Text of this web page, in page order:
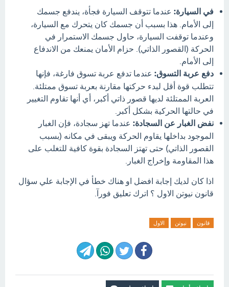
في السيارة: عندما تتوقف السيارة فجأة، يندفع جسمك
إلى الأمام. هذا بسبب أن جسمك كان يتحرك مع السيارة،
وعندما توقفت السيارة، حاول جسمك الاستمرار في
الحركة (القصور الذاتي). حزام الأمان يمنعك من الاندفاع
إلى الأمام.
دفع عربة التسوق: عندما تدفع عربة تسوق فارغة، فإنها
تتطلب قوة أقل لبدء حركتها مقارنة بعربة تسوق ممتلئة.
العربة الممتلئة لديها قصور ذاتي أكبر، أي أنها تقاوم التغيير
في حالتها الحركية بشكل أكبر.
نفض الغبار عن السجادة: عندما تهز سجادة، فإن الغبار
الموجود بداخلها يقاوم الحركة ويبقى في مكانه (بسبب
القصور الذاتي) حتى تهتز السجادة بقوة كافية للتغلب على
هذا المقاومة وإخراج الغبار.
اذا كان لديك إجابة افضل او هناك خطأ في الإجابة علي سؤال
قانون نيوتن الاول ؟ اترك تعليق فورآ.
قانون نيوتن الاول